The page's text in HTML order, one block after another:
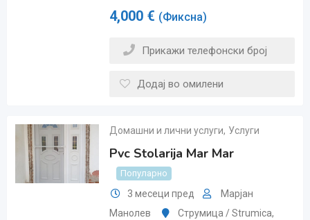
4,000 € (Фиксна)
Прикажи телефонски број
Додај во омилени
Домашни и лични услуги, Услуги
Pvc Stolarija Mar Mar
Популарно
3 месеци пред
Марјан
Манолев
Струмица / Strumica,